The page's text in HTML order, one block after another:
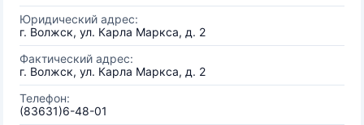
Юридический адрес:
г. Волжск, ул. Карла Маркса, д. 2
Фактический адрес:
г. Волжск, ул. Карла Маркса, д. 2
Телефон:
(83631)6-48-01